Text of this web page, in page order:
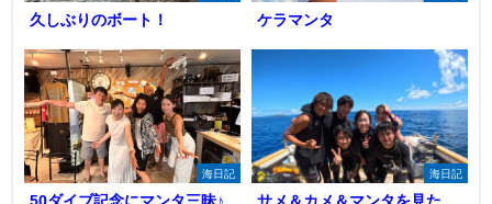
久しぶりのボート！ ケラマンタ
海日記
50ダイブ記念にマンタ三昧♪
海日記
サメ＆カメ＆マンタを見た